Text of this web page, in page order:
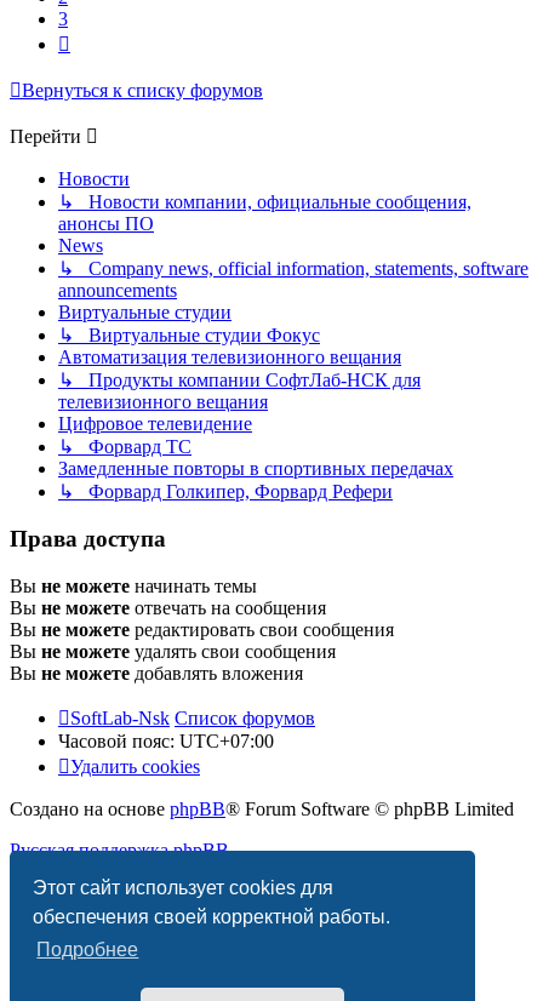
Этот сайт использует cookies для
обеспечения своей корректной работы.
Подробнее
3
Вернуться к списку форумов
Перейти
Новости
↳ Новости компании, официальные сообщения,
анонсы ПО
News
↳ Company news, official information, statements, software
announcements
Виртуальные студии
↳ Виртуальные студии Фокус
Автоматизация телевизионного вещания
↳ Продукты компании СофтЛаб-НСК для
телевизионного вещания
Цифровое телевидение
↳ Форвард ТС
Замедленные повторы в спортивных передачах
↳ Форвард Голкипер, Форвард Рефери
Права доступа
Вы не можете начинать темы
Вы не можете отвечать на сообщения
Вы не можете редактировать свои сообщения
Вы не можете удалять свои сообщения
Вы не можете добавлять вложения
SoftLab-Nsk Список форумов
Часовой пояс: UTC+07:00
Удалить cookies
Создано на основе phpBB® Forum Software © phpBB Limited
Русская поддержка phpBB
Конфиденциальность |Правила